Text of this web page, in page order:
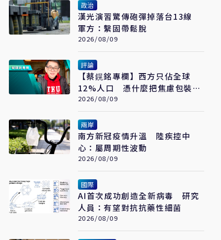
政治
漢光演習驚傳砲彈掉落台13線
軍方：繫固帶鬆脫
2026/08/09
評論
【蔡鎤銘專欄】西方只佔全球
12%人口 憑什麼把焦慮包裝成
普世價值
2026/08/09
兩岸
南方新冠疫情升溫 陸疾控中
心：屬周期性波動
2026/08/09
國際
AI首次成功創造全新病毒 研究
人員：有望對抗抗藥性細菌
2026/08/09